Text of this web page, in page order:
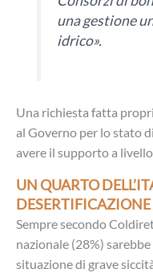
una gestione
idrico».
Una richiesta fatta
al Governo per lo stato
avere il supporto a
UN QUARTO
DESERTIFICAZIONE
Sempre secondo
nazionale (28%)
situazione di grave